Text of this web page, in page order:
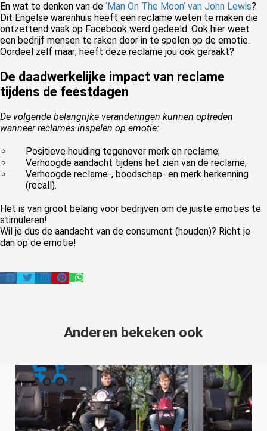
En wat te denken van de ‘Man On The Moon’ van John Lewis?
Dit Engelse warenhuis heeft een reclame weten te maken die
ontzettend vaak op Facebook werd gedeeld. Ook hier weet
een bedrijf mensen te raken door in te spelen op de emotie.
Oordeel zelf maar; heeft deze reclame jou ook geraakt?
De daadwerkelijke impact van reclame
tijdens de feestdagen
De volgende belangrijke veranderingen kunnen optreden
wanneer reclames inspelen op emotie:
Positieve houding tegenover merk en reclame;
Verhoogde aandacht tijdens het zien van de reclame;
Verhoogde reclame-, boodschap- en merk herkenning
(recall).
Het is van groot belang voor bedrijven om de juiste emoties te
stimuleren!
Wil je dus de aandacht van de consument (houden)? Richt je
dan op de emotie!
Anderen bekeken ook